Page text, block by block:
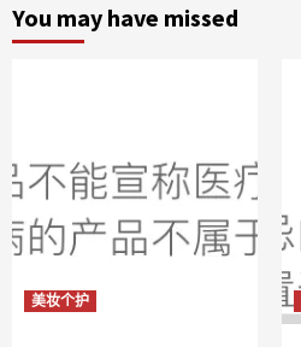
You may have missed
美妆个护